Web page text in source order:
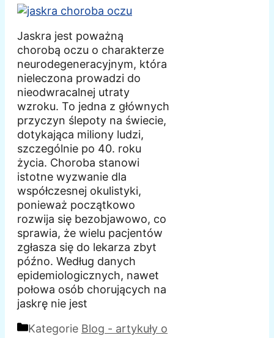
Jaskra jest poważną
chorobą oczu o charakterze
neurodegeneracyjnym, która
nieleczona prowadzi do
nieodwracalnej utraty
wzroku. To jedna z głównych
przyczyn ślepoty na świecie,
dotykająca miliony ludzi,
szczególnie po 40. roku
życia. Choroba stanowi
istotne wyzwanie dla
współczesnej okulistyki,
ponieważ początkowo
rozwija się bezobjawowo, co
sprawia, że wielu pacjentów
zgłasza się do lekarza zbyt
późno. Według danych
epidemiologicznych, nawet
połowa osób chorujących na
jaskrę nie jest
Kategorie Blog - artykuły o